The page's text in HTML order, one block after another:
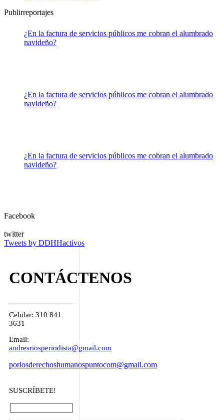
Publirreportajes
¿En la factura de servicios públicos me cobran el alumbrado
navideño?
¿En la factura de servicios públicos me cobran el alumbrado
navideño?
¿En la factura de servicios públicos me cobran el alumbrado
navideño?
Facebook
twitter
Tweets by DDHHactivos
CONTÁCTENOS
Celular: 310 841
3631
Email:
andresriosperiodista@gmail.com
porlosderechoshumanospuntocom@gmail.com
SUSCRÍBETE!